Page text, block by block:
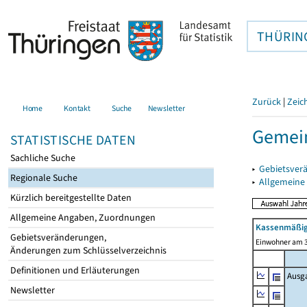
Home Kontakt Suche Newsletter
STATISTISCHE DATEN
Sachliche Suche
Regionale Suche
Kürzlich bereitgestellte Daten
Allgemeine Angaben, Zuordnungen
Gebietsveränderungen,
Änderungen zum Schlüsselverzeichnis
Definitionen und Erläuterungen
Newsletter
Zurück |
▸
▸
Einwohner am